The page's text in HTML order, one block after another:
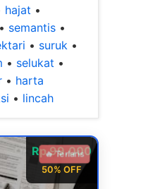
hajat •
• semantis •
• suruk •
• selukat •
• harta
• lincah
Rp 99.000
50% OFF
🔥 Terlaris